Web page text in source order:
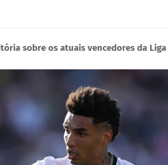
sobre os atuais vencedores da